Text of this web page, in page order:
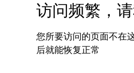
访问频繁，
您所要访问的页面不在
后就能恢复正常